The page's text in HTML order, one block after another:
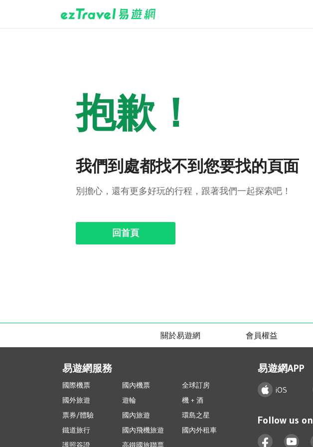
抱歉！
我們到處都找不到您要找的頁面
別擔心，還有更多好玩的行程，跟著我們一起探索吧！
回首頁
關於易遊網 會員權益
易遊網服務
國際機票 國內機票
全球訂房
國外旅遊
遊輪
機 + 酒
票券/體驗
國內旅遊
環島之星
鐵道旅行
國內飛機旅遊
國內外租車
護照簽證
高鐵國旅聯票
易遊網APP
iOS
Follow us on